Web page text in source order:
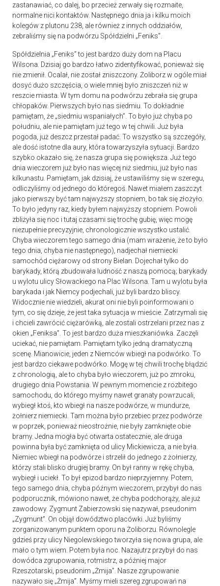
zastanawiać, co dalej, bo przecież zerwały się rozmaite,
normalne nici kontaktów. Następnego dnia ja i kilku moich
kolegów z plutonu 238, ale również z innych oddziałów,
zebraliśmy się na podwórzu Spółdzielni „Feniks”.
Spółdzielnia „Feniks” to jest bardzo duży dom na Placu
Wilsona. Dzisiaj go bardzo łatwo zidentyfikować, ponieważ się
nie zmienił. Ocalał, nie został zniszczony. Żoliborz w ogóle miał
dosyć dużo szczęścia, o wiele mniej było zniszczeń niż w
reszcie miasta. W tym domu na podwórzu zebrała się grupa
chłopaków. Pierwszych było nas siedmiu. To dokładnie
pamiętam, że „siedmiu wspaniałych”. To było już chyba po
południu, ale nie pamiętam już tego w tej chwili. Już była
pogoda, już deszcz przestał padać. To wszystko są szczegóły,
ale dość istotne dla aury, która towarzyszyła sytuacji. Bardzo
szybko okazało się, że nasza grupa się powiększa. Już tego
dnia wieczorem już było nas więcej niż siedmiu, już było nas
kilkunastu. Pamiętam, jak dzisiaj, że ustawiliśmy się w szeregu,
odliczyliśmy od jednego do któregoś. Nawet miałem zaszczyt
jako pierwszy być tam najwyższy stopniem, bo tak się złożyło.
To było jedyny raz, kiedy byłem najwyższy stopniem. Powoli
zbliżyła się noc i tutaj czasami się trochę gubię, więc mogę
niezupełnie precyzyjnie, chronologicznie wszystko ustalić.
Chyba wieczorem tego samego dnia (mam wrażenie, że to było
tego dnia, chyba nie następnego), nadjechał niemiecki
samochód ciężarowy od strony Bielan. Dojechał tylko do
barykady, którą zbudowała ludność z naszą pomocą; barykady
u wylotu ulicy Słowackiego na Plac Wilsona. Tam u wylotu była
barykada i jak Niemcy podjechali, już byli bardzo bliscy.
Widocznie nie wiedzieli, akurat oni nie byli poinformowani o
tym, co się dzieje, że jest taka sytuacja w mieście. Zatrzymali się
i chcieli zawrócić ciężarówką, ale zostali ostrzelani przez nas z
okien „Feniksa”. To jest bardzo duża mieszkaniówka. Zaczęli
uciekać, nie pamiętam. Pamiętam tylko jedną dramatyczną
scenę. Mianowicie, jeden z Niemców wbiegł na podwórko. To
jest bardzo ciekawe podwórko. Mogę w tej chwili trochę błądzić
z chronologią, ale to chyba było wieczorem, już po zmroku,
drugiego dnia Powstania. W pewnym momencie z rozbitego
samochodu, do którego myśmy nawet granaty powrzucali,
wybiegł ktoś, kto wbiegł na nasze podwórze, w mundurze,
żołnierz niemiecki. Tam można było przebiec przez podwórze
w poprzek, ponieważ nieostrożnie, nie były zamknięte obie
bramy. Jedna mogła być otwarta ostatecznie, ale druga
powinna była być zamknięta od ulicy Mickiewicza, a nie była.
Niemiec wbiegł na podwórze i strzelił do jednego z żołnierzy,
którzy stali blisko drugiej bramy. On był ranny w rękę chyba,
wybiegł i uciekł. To był epizod bardzo nieprzyjemny. Potem,
tego samego dnia, chyba późnym wieczorem, przybył do nas
podporucznik, mówiono nawet, że chyba podchorąży, ale już
zawodowy. Zygmunt Zabierzowski się nazywał, pseudonim
„Zygmunt”. On objął dowództwo placówki. Już byliśmy
zorganizowanym punktem oporu na Żoliborzu. Równolegle
gdzieś przy ulicy Niegolewskiego tworzyła się nowa grupa, ale
mało o tym wiem. Potem była noc. Nazajutrz przybył do nas
dowódca zgrupowania, rotmistrz, a później major
Rzeszotarski, pseudonim „Żmija”. Nasze zgrupowanie
nazywało się „Żmija”. Myśmy mieli szereg zgrupowań na